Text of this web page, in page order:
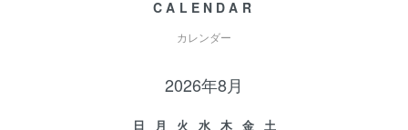
CALENDAR
カレンダー
2026年8月
日 月 火 水 木 金
土